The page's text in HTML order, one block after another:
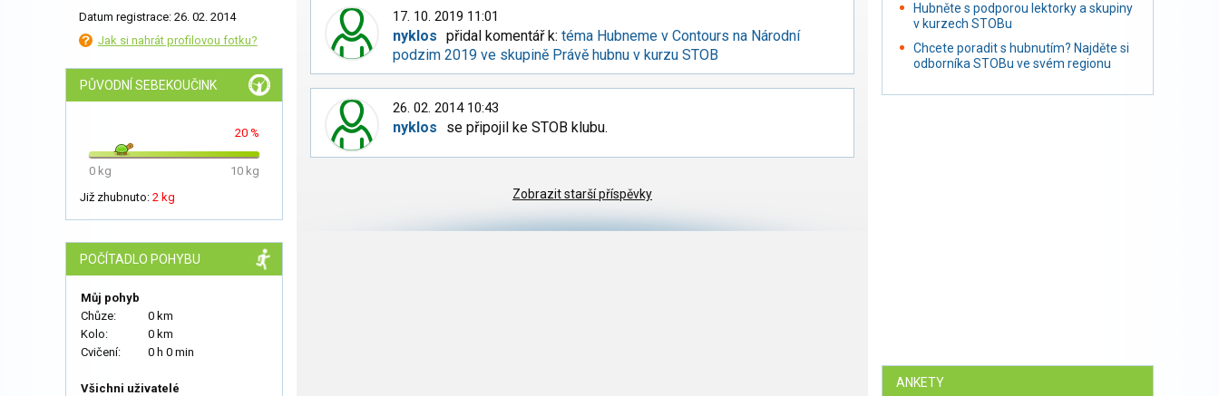
Datum registrace: 26. 02. 2014
Jak si nahrát profilovou fotku?
PŮVODNÍ SEBEKOUČINK
20 %
0 kg
10 kg
Již zhubnuto: 2 kg
POČÍTADLO POHYBU
Můj pohyb
Chůze:
0 km
Kolo:
0 km
Cvičení:
0 h 0 min
Všichni uživatelé
17. 10. 2019 11:01
nyklos přidal komentář k:téma Hubneme v Contours na Národní
podzim 2019 ve skupině Právě hubnu v kurzu STOB
26. 02. 2014 10:43
nyklos se připojil ke STOB klubu.
Zobrazit starší příspěvky
Hubněte s podporou lektorky a skupiny
v kurzech STOBu
Chcete poradit s hubnutím? Najděte si
odborníka STOBu ve svém regionu
ANKETY